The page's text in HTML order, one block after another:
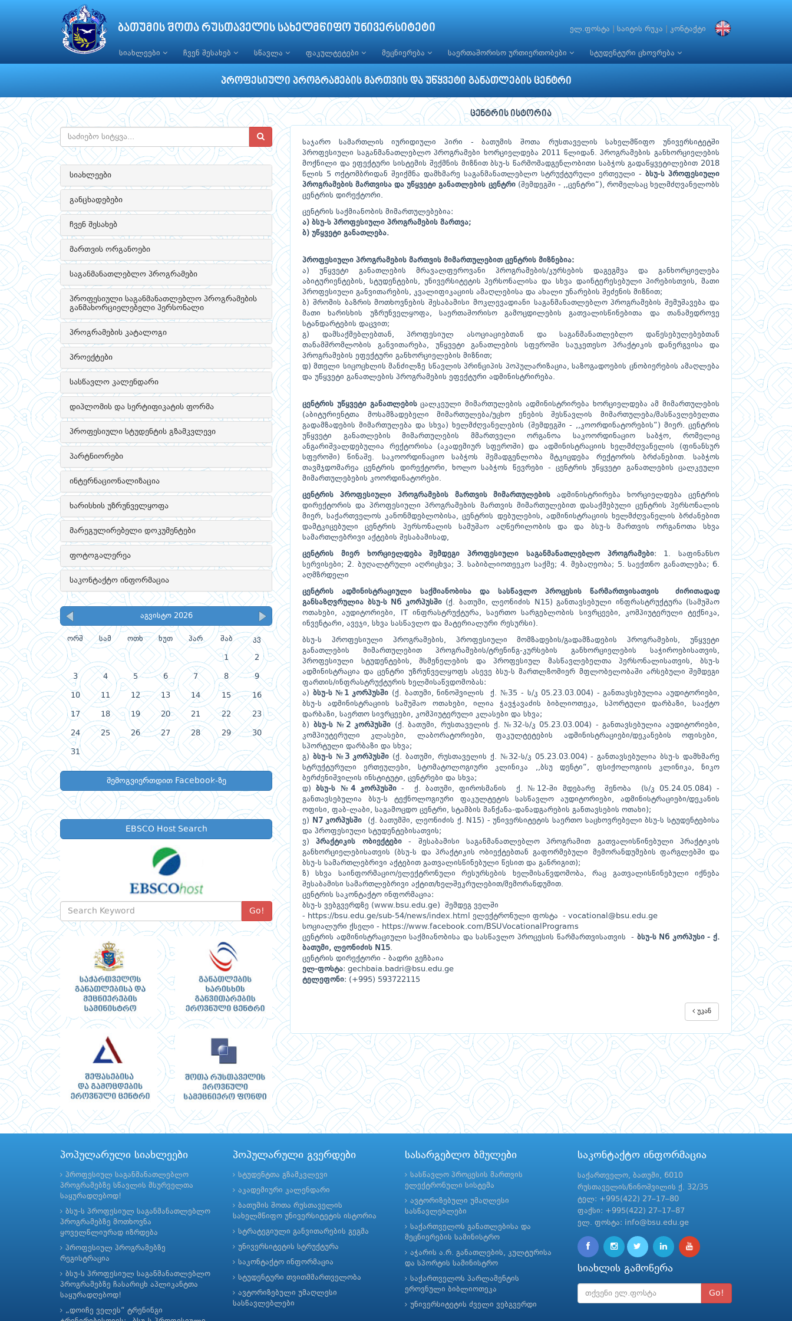
ბათუმის შოთა რუსთაველის სახელმწიფო უნივერსიტეტი ელ.ფოსტა საიტის რუკა კონტაქტი
სიახლეები ჩვენ შესახებ სწავლა ფაკულტეტები მეცნიერება საერთაშორისო ურთიერთობები სტუდენტური ცხოვრება
პროფესიული პროგრამების მართვის და უწყვეტი განათლების ცენტრი
სიახლეები
განცხადებები
ჩვენ შესახებ
მართვის ორგანოები
საგანმანათლებლო პროგრამები
პროფესიული საგანმანათლებლო პროგრამების
განმახორციელებელი პერსონალი
პროგრამების კატალოგი
პროექტები
სასწავლო კალენდარი
დიპლომის და სერტიფიკატის ფორმა
პროფესიული სტუდენტის გზამკვლევი
პარტნიორები
ინტერნაციონალიზაცია
ხარისხის უზრუნველყოფა
მარეგულირებელი დოკუმენტები
ფოტოგალერეა
საკონტაქტო ინფორმაცია
აგვისტო 2026
ორშ სამ ოთხ ხუთ პარ შაბ კვ
1 2
3 4 5 6 7 8 9
10 11 12 13 14 15 16
17 18 19 20 21 22 23
24 25 26 27 28 29 30
31
შემოგვიერთდით Facebook-ზე
EBSCO Host Search
Go!
ცენტრის ისტორია
საჯარო სამართლის იურიდიული პირი - ბათუმის შოთა რუსთაველის სახელმწიფო უნივერსიტეტში
პროფესიული საგანმანათლებლო პროგრამები ხორციელდება 2011 წლიდან. პროგრამების განხორციელების
მოქნილი და ეფექტური სისტემის შექმნის მიზნით ბსუ-ს წარმომადგენლობითი საბჭოს გადაწყვეტილებით 2018
წლის 5 ოქტომბრიდან შეიქმნა დამხმარე საგანმანათლებლო სტრუქტურული ერთეული - ბსუ-ს პროფესიული
პროგრამების მართვისა და უწყვეტი განათლების ცენტრი(შემდეგში - ,,ცენტრი“), რომელსაც ხელმძღვანელობს
ცენტრის დირექტორი.
ცენტრის საქმიანობის მიმართულებებია:
ა) ბსუ-ს პროფესიული პროგრამების მართვა;
ბ) უწყვეტი განათლება.
პროფესიული პროგრამების მართვის მიმართულებით ცენტრის მიზნებია:
ა) უწყვეტი განათლების მრავალფეროვანი პროგრამების/კურსების დაგეგმვა და განხორციელება
აბიტურიენტების, სტუდენტების, უნივერსიტეტის პერსონალისა და სხვა დაინტერესებული პირებისთვის, მათი
პროფესიული განვითარების, კვალიფიკაციის ამაღლებისა და ახალი უნარების შეძენის მიზნით;
ბ) შრომის ბაზრის მოთხოვნების შესაბამისი მოკლევადიანი საგანმანათლებლო პროგრამების შემუშავება და
მათი ხარისხის უზრუნველყოფა, საერთაშორისო გამოცდილების გათვალისწინებითა და თანამედროვე
სტანდარტების დაცვით;
გ) დამსაქმებლებთან, პროფესიულ ასოციაციებთან და საგანმანათლებლო დაწესებულებებთან
თანამშრომლობის განვითარება, უწყვეტი განათლების სფეროში საუკეთესო პრაქტიკის დანერგვისა და
პროგრამების ეფექტური განხორციელების მიზნით;
დ) მთელი სიცოცხლის მანძილზე სწავლის პრინციპის პოპულარიზაცია, საზოგადოების ცნობიერების ამაღლება
და უწყვეტი განათლების პროგრამების ეფექტური ადმინისტრირება.
ცენტრის უწყვეტი განათლებისცალკეული მიმართულების ადმინისტრირება ხორციელდება ამ მიმართულების
(აბიტურიენტთა მოსამზადებელი მიმართულება/უცხო ენების შესწავლის მიმართულება/მასწავლებელთა
გადამზადების მიმართულება და სხვა) ხელმძღვანელების (შემდეგში - ,,კოორდინატორების“) მიერ. ცენტრის
უწყვეტი განათლების მიმართულების მმართველი ორგანოა საკოორდინაციო საბჭო, რომელიც
ანგარიშვალდებულია რექტორისა (აკადემიურ სფეროში) და ადმინისტრაციის ხელმძღვანელის (ფინანსურ
სფეროში) წინაშე. საკოორდინაციო საბჭოს შემადგენლობა მტკიცდება რექტორის ბრძანებით. საბჭოს
თავმჯდომარეა ცენტრის დირექტორი, ხოლო საბჭოს წევრები - ცენტრის უწყვეტი განათლების ცალკეული
მიმართულებების კოორდინატორები.
ცენტრის პროფესიული პროგრამების მართვის მიმართულების ადმინისტრირება ხორციელდება ცენტრის
დირექტორის და პროფესიული პროგრამების მართვის მიმართულებით დასაქმებული ცენტრის პერსონალის
მიერ, საქართველოს კანონმდებლობისა, ცენტრის დებულების, ადმინისტრაციის ხელმძღვანელის ბრძანებით
დამტკიცებული ცენტრის პერსონალის სამუშაო აღწერილობის და და ბსუ-ს მართვის ორგანოთა სხვა
სამართლებრივი აქტების შესაბამისად,
ცენტრის მიერ ხორციელდება შემდეგი პროფესიული საგანმანათლებლო პროგრამები: 1. საფინანსო
სერვისები; 2. ბუღალტრული აღრიცხვა; 3. საბიბლიოთეეკო საქმე; 4. მებაღეობა; 5. საექთნო განათლება; 6.
აღმზრდელი
ცენტრის ადმინისტრაციული საქმიანობისა და სასწავლო პროცესის წარმართვისათვის ძირითადად
განსაზღვრულია ბსუ-ს N6 კორპუსში(ქ. ბათუმი, ლეონიძის N15) განთავსებული ინფრასტრუქტურა (სამუშაო
ოთახები, აუდიტორიები, IT ინფრასტრუქტურა, საერთო სარგებლობის სივრცეები, კომპიუტერული ტექნიკა,
ინვენტარი, ავეჯი, სხვა სასწავლო და მატერიალური რესურსი).
ბსუ-ს პროფესიული პროგრამების, პროფესიული მომზადების/გადამზადების პროგრამების, უწყვეტი
განათლების მიმართულებით პროგრამების/ტრენინგ-კურსების განხორციელების საჭიროებისათვის,
პროფესიული სტუდენტების, მსმენელების და პროფესიულ მასწავლებელთა პერსონალისათვის, ბსუ-ს
ადმინისტრაცია და ცენტრი უზრუნველყოფს ასევე ბსუ-ს მართლზომიერ მფლობელობაში არსებული შემდეგი
ფართის/ინფრასტრუქტურის ხელმისაწვდომობას:
ა) ბსუ-ს №1 კორპუსში (ქ. ბათუმი, ნინოშვილის ქ. №35 - ს/კ 05.23.03.004) - განთავსებულია აუდიტორიები,
ბსუ-ს ადმინისტრაციის სამუშაო ოთახები, ილია ჭავჭავაძის ბიბლიოთეკა, სპორტული დარბაზი, სააქტო
დარბაზი, საერთო სივრცეები, კომპიუტერული კლასები და სხვა;
ბ) ბსუ-ს №2 კორპუსში (ქ. ბათუმი, რუსთაველის ქ. №32-ს/კ 05.23.03.004) - განთავსებულია აუდიტორიები,
კომპიუტერული კლასები, ლაბორატორიები, ფაკულტეტების ადმინისტრაციები/დეკანების ოფისები,
სპორტული დარბაზი და სხვა;
გ) ბსუ-ს №3 კორპუსში (ქ. ბათუმი, რუსთაველის ქ. №32-ს/კ 05.23.03.004) - განთავსებულია ბსუ-ს დამხმარე
სტრუქტურული ერთეულები, სტომატოლოგიური კლინიკა ,,ბსუ დენტი“, ფსიქოლოგიის კლინიკა, ნიკო
ბერძენიშვილის ინსტიტუტი, ცენტრები და სხვა;
დ)ბსუ-ს №4 კორპუსში - ქ. ბათუმი, ფიროსმანის ქ. №12-ში მდებარე შენობა (ს/კ 05.24.05.084) -
განთავსებულია ბსუ-ს ტექნოლოგიური ფაკულტეტის სასწავლო აუდიტორიები, ადმინისტრაციები/დეკანის
ოფისი, ფაბ-ლაბი, საგამოცდო ცენტრი, სტამბის მანქანა-დანადგარების განთავსების ოთახი);
ე)
N7 კორპუსში (ქ. ბათუმში, ლეონიძის ქ. N15) - უნივერსიტეტის საერთო საცხოვრებელი ბსუ-ს სტუდენტებისა
და პროფესიული სტუდენტებისათვის;
ვ) პრაქტიკის ობიექტები- შესაბამისი საგანმანათლებლო პროგრამით გათვალისწინებული პრაქტიკის
განხორციელებისათვის (ბსუ-ს და პრაქტიკის ობიექტებთან გაფორმებული მემორანდუმების ფარგლებში და
ბსუ-ს სამართლებრივი აქტებით გათვალისწინებული წესით და განრიგით);
ზ) სხვა საინფორმაციო/ელექტრონული რესურსების ხელმისაწვდომობა, რაც გათვალისწინებული იქნება
შესაბამისი სამართლებრივი აქტით/ხელშეკრულებით/მემორანდუმით.
ცენტრის საკონტაქტო ინფორმაცია:
ბსუ-ს ვებგვერდზე (www.bsu.edu.ge) შემდეგ ველში
- https://bsu.edu.ge/sub-54/news/index.html ელექტრონული ფოსტა - vocational@bsu.edu.ge
სოციალური ქსელი - https://www.facebook.com/BSUVocationalPrograms
ცენტრის ადმინისტრაციული საქმიანობისა და სასწავლო პროცესის წარმართვისათვის - ბსუ-ს N6 კორპუსი - ქ.
ბათუმი, ლეონიძის N15.
ცენტრის დირექტორი - ბადრი გეჩბაია
ელ-ფოსტა: gechbaia.badri@bsu.edu.ge
ტელეფონი: (+995) 593722115
უკან
პოპულარული სიახლეები
პროფესიულ საგანმანათლებლო
პროგრამებზე სწავლის მსურველთა
საყურადღებოდ!
ბსუ-ს პროფესიულ საგანმანათლებლო
პროგრამებზე მოთხოვნა
ყოველწლიურად იზრდება
პროფესიულ პროგრამებზე
რეგისტრაცია
ბსუ-ს პროფესიულ საგანმანათლებლო
პროგრამებზე ჩასარიცხ აპლიკანტთა
საყურადღებოდ!
„დოიჩე ველეს“ ტრენინგი
პოპულარული გვერდები
სტუდენტთა გზამკვლევი
აკადემიური კალენდარი
ბათუმის შოთა რუსთაველის
სახელმწიფო უნივერსიტეტის ისტორია
სტრატეგიული განვითარების გეგმა
უნივერსიტეტის სტრუქტურა
საკონტაქტო ინფორმაცია
სტუდენტური თვითმმართველობა
ავტორიზებული უმაღლესი
სასწავლებლები
სასარგებლო ბმულები
სასწავლო პროცესის მართვის
ელექტრონული სისტემა
ავტორიზებული უმაღლესი
სასწავლებლები
საქართველოს განათლებისა და
მეცნიერების სამინისტრო
აჭარის ა.რ. განათლების, კულტურისა
და სპორტის სამინისტრო
საქართველოს პარლამენტის
ეროვნული ბიბლიოთეკა
უნივერსიტეტის ძველი ვებგვერდი
საკონტაქტო ინფორმაცია
საქართველო, ბათუმი, 6010
რუსთაველის/ნინოშვილის ქ. 32/35
ტელ: +995(422) 27–17–80
ფაქსი: +995(422) 27–17–87
ელ. ფოსტა: info@bsu.edu.ge
სიახლის გამოწერა
Go!